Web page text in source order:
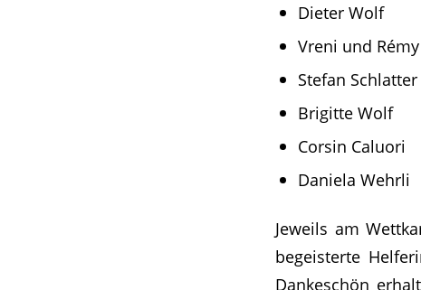
Dieter Wolf
Vreni und
Stefan Schlatter
Brigitte Wolf
Corsin Caluori
Daniela Wehrli
Jeweils am
begeisterte
Dankeschön